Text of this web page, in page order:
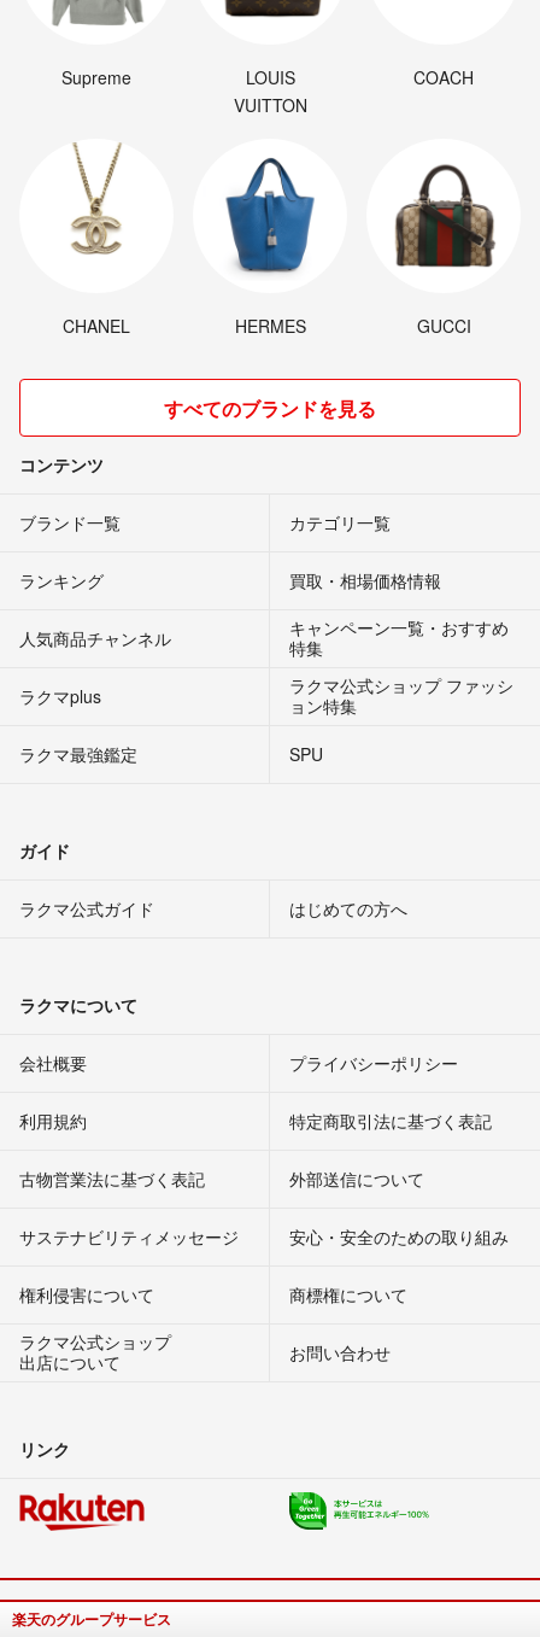
Supreme
LOUIS
VUITTON
COACH
CHANEL HERMES GUCCI
すべてのブランドを見る
コンテンツ
ブランド一覧 カテゴリ一覧
ランキング 買取・相場価格情報
人気商品チャンネル
キャンペーン一覧・おすすめ
特集
ラクマplus
ラクマ公式ショップ ファッシ
ョン特集
ラクマ最強鑑定
SPU
ガイド
ラクマ公式ガイド はじめての方へ
ラクマについて
会社概要 プライバシーポリシー
利用規約 特定商取引法に基づく表記
古物営業法に基づく表記 外部送信について
サステナビリティメッセージ 安心・安全のための取り組み
権利侵害について
商標権について
ラクマ公式ショップ
出店について
お問い合わせ
リンク
楽天のグループサービス